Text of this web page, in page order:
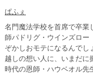
ぱふぇ
名門魔法学校を首席で卒業
師パドリグ・ウインズロ
ぞかしおモテになるんで
越しの想い人に、いまだに
時代の恩師・ハウベオル先